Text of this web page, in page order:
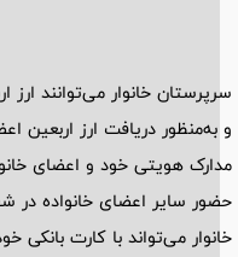
سرپرستان خانوار می‌توانند ارز
و به‌منظور دریافت ارز اربعین
مدارک هویتی خود و اعضای
حضور سایر اعضای خانواده در
خانوار می‌تواند با کارت‌ بانکی